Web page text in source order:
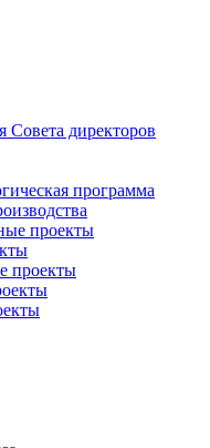
Совета директоров
программа
проекты
проекты